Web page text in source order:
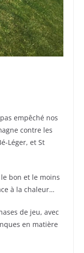
empêché nos
contre les
Léger, et St
bon et le moins
à la chaleur…
de jeu, avec
en matière